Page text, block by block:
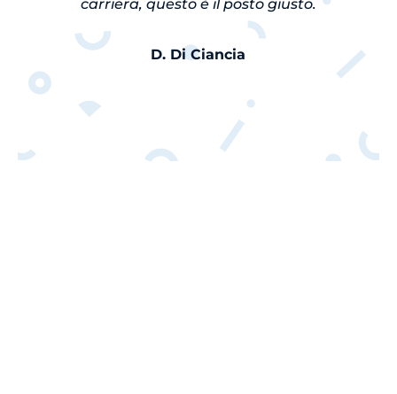
carriera, questo è il posto giusto.
D. Di Ciancia